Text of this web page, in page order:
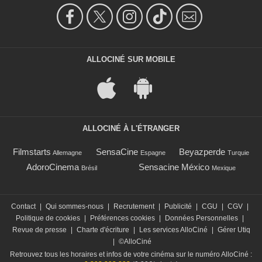
ALLOCINÉ SUR MOBILE
ALLOCINÉ À L'ÉTRANGER
Filmstarts Allemagne SensaCine Espagne Beyazperde Turquie
AdoroCinema Brésil Sensacine México Mexique
Contact Qui sommes-nous Recrutement Publicité CGU CGV
Politique de cookies
Préférences cookies Données Personnelles
Revue de presse
Charte d'écriture Les services AlloCiné
Gérer Utiq
©AlloCiné
Retrouvez tous les horaires et infos de votre cinéma sur le numéro AlloCiné :